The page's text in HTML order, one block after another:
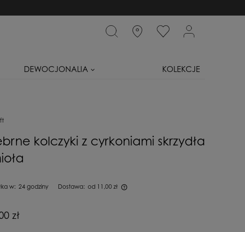
DEWOCJONALIA KOLEKCJE
kolczyki z cyrkoniami skrzydła
w: 24 godziny Dostawa: od 11,00 zł
zł